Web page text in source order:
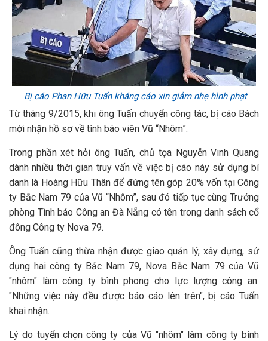
Bị cáo Phan Hữu Tuấn kháng cáo xin giảm nhẹ hình phạt
Từ tháng 9/2015, khi ông Tuấn chuyển công tác, bị cáo Bách
mới nhận hồ sơ về tình báo viên Vũ “Nhôm”.
Trong phần xét hỏi ông Tuấn, chủ tọa Nguyễn Vinh Quang
dành nhiều thời gian truy vấn về việc bị cáo này sử dụng bí
danh là Hoàng Hữu Thân để đứng tên góp 20% vốn tại Công
ty Bắc Nam 79 của Vũ “Nhôm”, sau đó tiếp tục cùng Trưởng
phòng Tình báo Công an Đà Nẵng có tên trong danh sách cổ
đông Công ty Nova 79.
Ông Tuấn cũng thừa nhận được giao quản lý, xây dựng, sử
dụng hai công ty Bắc Nam 79, Nova Bắc Nam 79 của Vũ
"nhôm" làm công ty bình phong cho lực lượng công an.
"Những việc này đều được báo cáo lên trên", bị cáo Tuấn
khai nhận.
Lý do tuyển chọn công ty của Vũ "nhôm" làm công ty bình